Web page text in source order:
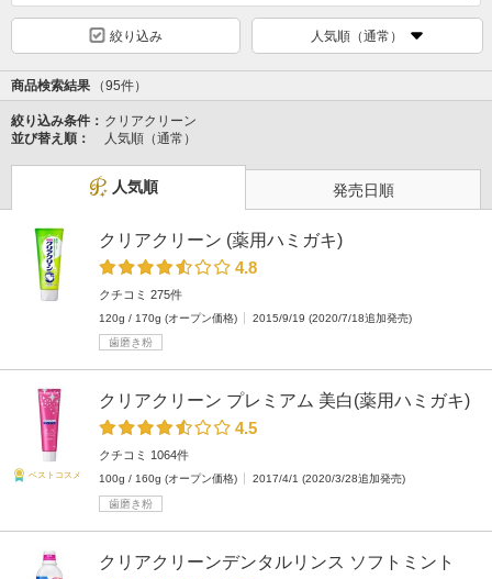
絞り込み 人気順（通常）
商品検索結果 （95件）
絞り込み条件： クリアクリーン
並び替え順：
人気順（通常）
人気順 発売日順
クリアクリーン (薬用ハミガキ)
4.8
クチコミ 275件
120g / 170g (オープン価格)
2015/9/19 (2020/7/18追加発売)
歯磨き粉
ベストコスメ
クリアクリーン プレミアム 美白(薬用ハミガキ)
4.5
クチコミ 1064件
100g / 160g (オープン価格) 2017/4/1 (2020/3/28追加発売)
歯磨き粉
クリアクリーンデンタルリンス ソフトミント